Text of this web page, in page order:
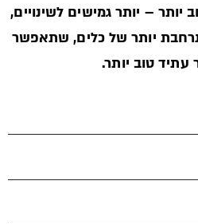
יותר – יותר גמישים לשינויים,
יותר של כלים, שתאפשר
עתיד טוב יותר.